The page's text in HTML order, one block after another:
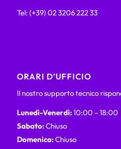
Tel: (+39) 02 3206 222 33
ORARI D’UFFICIO
Il nostro supporto tecnico
Lunedì-Venerdì:10:00 – 18:00
Sabato:Chiuso
Domenica:Chiuso